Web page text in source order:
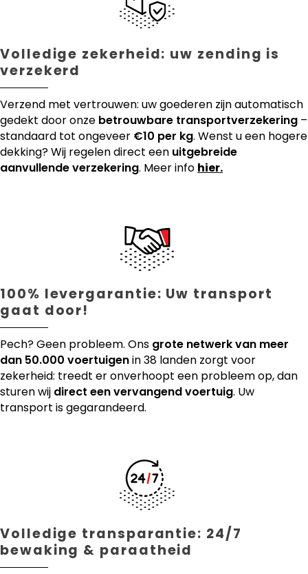
Volledige zekerheid: uw zending is
verzekerd
Verzend met vertrouwen: uw goederen zijn automatisch
gedekt door onze betrouwbare transportverzekering –
standaard tot ongeveer €10 per kg. Wenst u een hogere
dekking? Wij regelen direct een uitgebreide
aanvullende verzekering. Meer info hier.
100% levergarantie: Uw transport
gaat door!
Pech? Geen probleem. Ons grote netwerk van meer
dan 50.000 voertuigenin 38 landen zorgt voor
zekerheid: treedt er onverhoopt een probleem op, dan
sturen wij direct een vervangend voertuig. Uw
transport is gegarandeerd.
Volledige transparantie: 24/7
bewaking & paraatheid